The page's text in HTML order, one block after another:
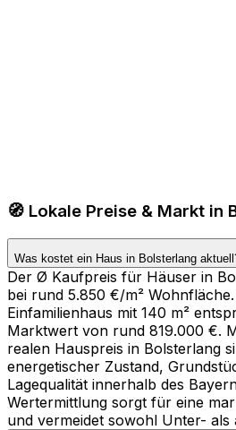
🧭 Lokale Preise & Markt in
Was kostet ein Haus in Bolsterlang
Der Ø Kaufpreis für Häuser in
bei rund 5.850 €/m²
Einfamilienhaus mit 140 m²
Marktwert von rund 819.000 €.
realen Hauspreis in Bolsterlang
energetischer Zustand,
Lagequalität innerhalb des
Wertermittlung sorgt für eine
und vermeidet sowohl Unter- als